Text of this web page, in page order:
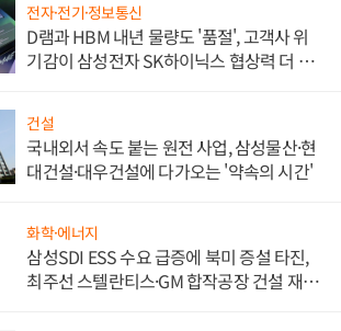
전자·전기·정보통신
D램과 HBM 내년 물량도 '품절', 고객사 위
기감이 삼성전자 SK하이닉스 협상력 더 키
건설
국내외서 속도 붙는 원전 사업, 삼성물산·현
대건설·대우건설에 다가오는 '약속의 시간'
화학·에너지
삼성SDI ESS 수요 급증에 북미 증설 타진,
최주선 스텔란티스·GM 합작공장 건설 재추